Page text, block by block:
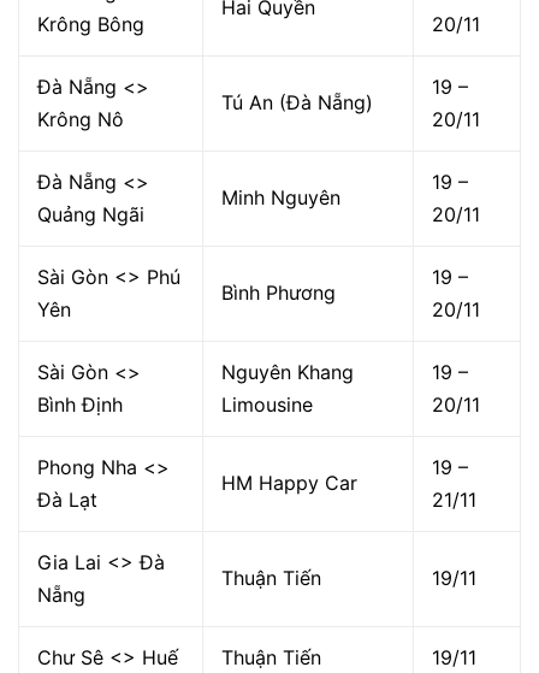
Krông Bông
Hai Quyền
20/11
Đà Nẵng <>
Krông Nô
Tú An (Đà Nẵng)
19 –
20/11
Đà Nẵng <>
Quảng Ngãi
Minh Nguyên
19 –
20/11
Sài Gòn <> Phú
Yên
Bình Phương
19 –
20/11
Sài Gòn <>
Bình Định
Nguyên Khang
Limousine
19 –
20/11
Phong Nha <>
Đà Lạt
HM Happy Car
19 –
21/11
Gia Lai <> Đà
Nẵng
Thuận Tiến 19/11
Chư Sê <> Huế Thuận Tiến 19/11